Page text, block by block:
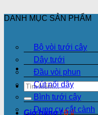
Tìm
kiếm:
Giỏ hàng /0₫
DANH MỤC SẢN PHẨM
Bộ vòi tưới cây
Dây tưới
Đầu vòi phun
Cút nối dây
Bình tưới cây
Dụng cụ cắt cành